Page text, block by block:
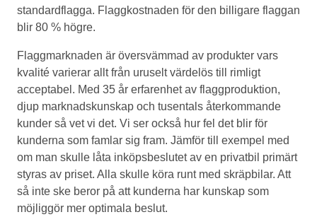
standardflagga. Flaggkostnaden för den billigare flaggan
blir 80 % högre.
Flaggmarknaden är översvämmad av produkter vars
kvalité varierar allt från uruselt värdelös till rimligt
acceptabel. Med 35 år erfarenhet av flaggproduktion,
djup marknadskunskap och tusentals återkommande
kunder så vet vi det. Vi ser också hur fel det blir för
kunderna som famlar sig fram. Jämför till exempel med
om man skulle låta inköpsbeslutet av en privatbil primärt
styras av priset. Alla skulle köra runt med skräpbilar. Att
så inte ske beror på att kunderna har kunskap som
möjliggör mer optimala beslut.